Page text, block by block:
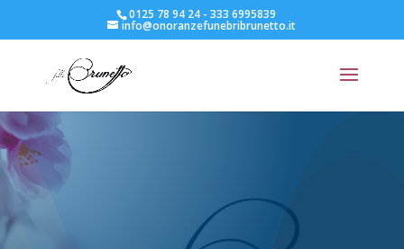
0125 78 94 24 - 333 6995839
info@onoranzefunebribrunetto.it